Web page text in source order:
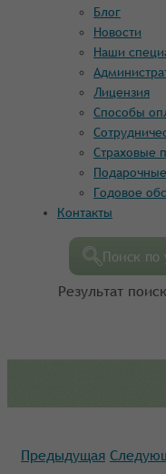
Блог
Новости
Наши
Лицензия
Способы
Страховые
Годовое
Контакты
Поиск по
Результат
Предыдущая